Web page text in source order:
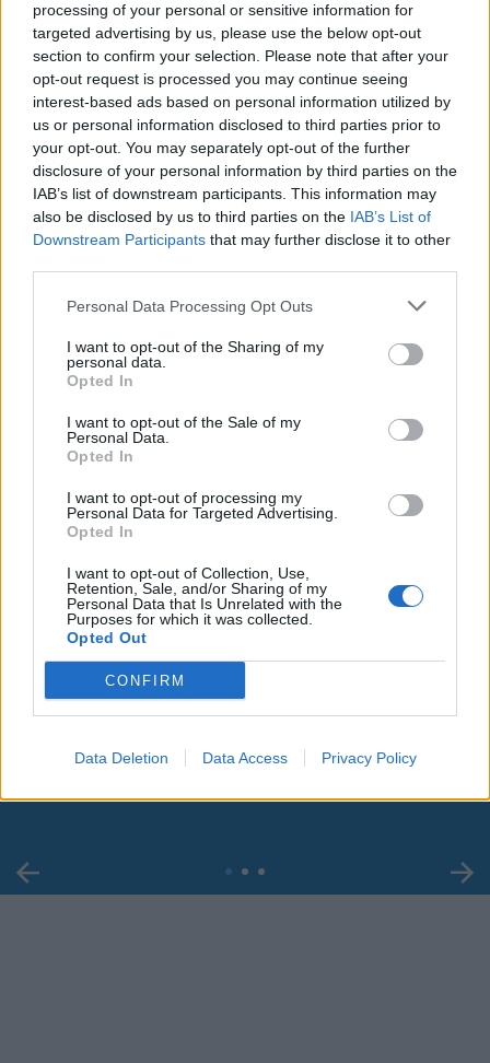
processing of your personal or sensitive information for
targeted advertising by us, please use the below opt-out
section to confirm your selection. Please note that after your
opt-out request is processed you may continue seeing
interest-based ads based on personal information utilized by
us or personal information disclosed to third parties prior to
your opt-out. You may separately opt-out of the further
disclosure of your personal information by third parties on the
IAB’s list of downstream participants. This information may
also be disclosed by us to third parties on the IAB’s List of
Downstream Participants that may further disclose it to other
Personal Data Processing Opt Outs
I want to opt-out of the Sharing of my
personal data.
Opted In
I want to opt-out of the Sale of my
Personal Data.
Opted In
I want to opt-out of processing my
Personal Data for Targeted Advertising.
Opted In
I want to opt-out of Collection, Use,
Retention, Sale, and/or Sharing of my
Personal Data that Is Unrelated with the
Purposes for which it was collected.
Opted Out
CONFIRM
Data Deletion Data Access Privacy Policy
00:00
Leonardo Maria Del Vecchio dall'ex compagna